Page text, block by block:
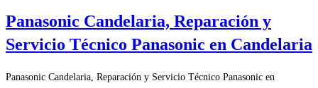
Panasonic Candelaria, Reparación y
Servicio Técnico Panasonic en Candelaria
Panasonic Candelaria, Reparación y Servicio Técnico Panasonic en